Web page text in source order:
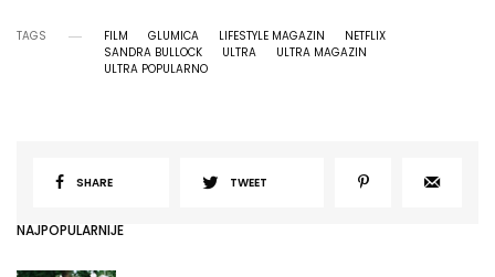
TAGS FILM GLUMICA LIFESTYLE MAGAZIN
NETFLIX
SANDRA BULLOCK
ULTRA
ULTRA MAGAZIN
ULTRA POPULARNO
SHARE TWEET
NAJPOPULARNIJE